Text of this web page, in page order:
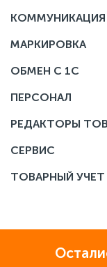
МАРКИРОВКА
ОБМЕН С 1С
ПЕРСОНАЛ
РЕДАКТОРЫ
СЕРВИС
ТОВАРНЫЙ УЧЕТ